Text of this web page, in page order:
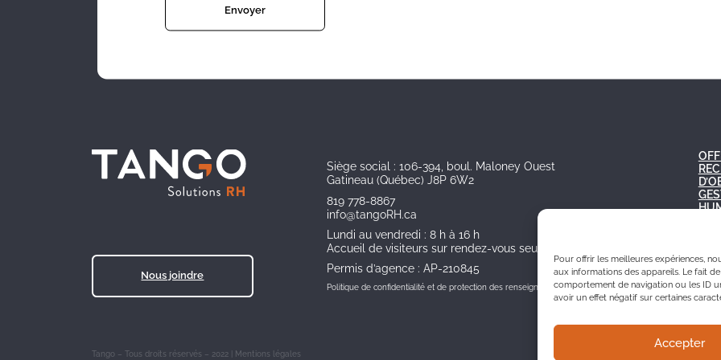
Pour offrir les meilleures expériences,
aux informations des appareils. Le fait
comportement de navigation ou les ID
avoir un effet négatif sur certaines
Accepter
Nous joindre
Siège social : 106-394, boul. Maloney Ouest
Gatineau (Québec) J8P 6W2
819 778-8867
info@tangoRH.ca
Lundi au vendredi : 8 h à 16 h
Accueil de visiteurs sur rendez-vous seulement
Permis d’agence : AP-210845
Politique de confidentialité et de protection des renseignements personnels
Tango – Tous droits réservés – 2022 | Mentions légales